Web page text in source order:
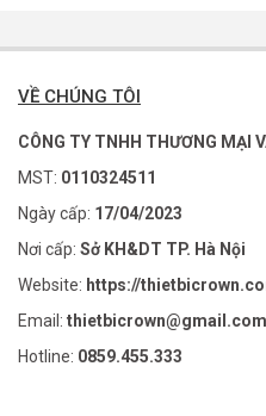
VỀ CHÚNG TÔI
CÔNG TY TNHH THƯƠNG MẠI
MST: 0110324511
Ngày cấp: 17/04/2023
Nơi cấp: Sở KH&DT TP. Hà Nội
Website: https://
Email: thietbicrown@gmail.com
Hotline: 0859.455.333